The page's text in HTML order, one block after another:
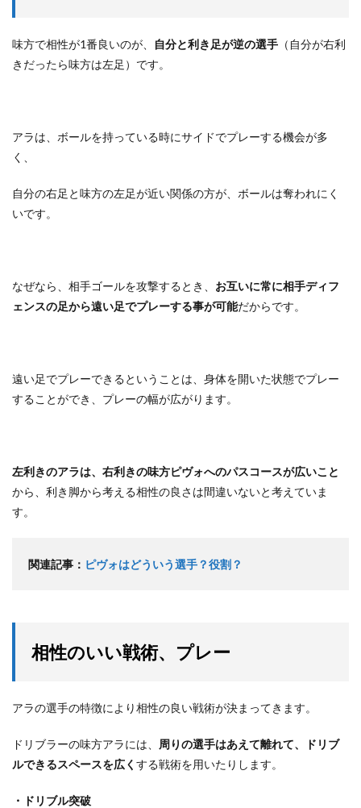
味方で相性が1番良いのが、 自分と利き足が逆の選手 （自分が右利
きだったら味方は左足）です。
アラは、ボールを持っている時にサイドでプレーする機会が多
く、
自分の右足と味方の左足が近い関係の方が、ボールは奪われにく
いです。
なぜなら、相手ゴールを攻撃するとき、 お互いに常に相手ディフ
ェンスの足から遠い足でプレーする事が可能だからです。
遠い足でプレーできるということは、身体を開いた状態でプレー
することができ、プレーの幅が広がります。
左利きのアラは、右利きの味方ピヴォへのパスコースが広いこと
から、利き脚から考える相性の良さは間違いないと考えていま
す。
関連記事： ピヴォはどういう選手？役割？
相性のいい戦術、プレー
アラの選手の特徴により相性の良い戦術が決まってきます。
ドリブラーの味方アラには、 周りの選手はあえて離れて、ドリブ
ルできるスペースを広く する戦術を用いたりします。
・ドリブル突破